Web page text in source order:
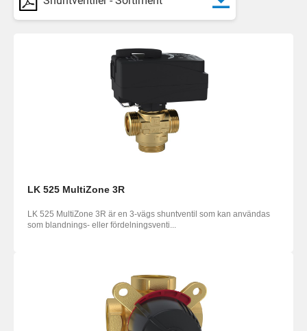
LK 525 MultiZone 3R
LK 525 MultiZone 3R är en 3-vägs shuntventil som kan användas
som blandnings- eller fördelningsventi...